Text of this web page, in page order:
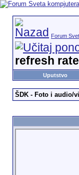
Forum
refresh
Uputstvo
ŠDK - Foto i audio/